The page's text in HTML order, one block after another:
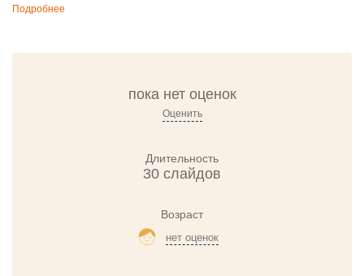
Подробнее
пока нет оценок
Оценить
Длительность
30 слайдов
Возраст
нет оценок